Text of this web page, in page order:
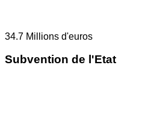
34.7 Millions d'euros
Subvention de l'Etat